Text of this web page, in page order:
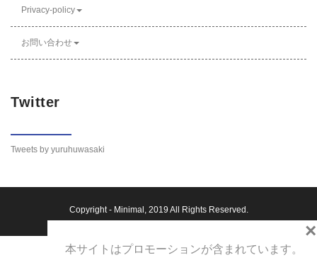
Privacy-policy
お問い合わせ
Twitter
Tweets by yuruhuwasaki
Copyright - Minimal, 2019 All Rights Reserved.
本サイトはプロモーションが含まれています。
×